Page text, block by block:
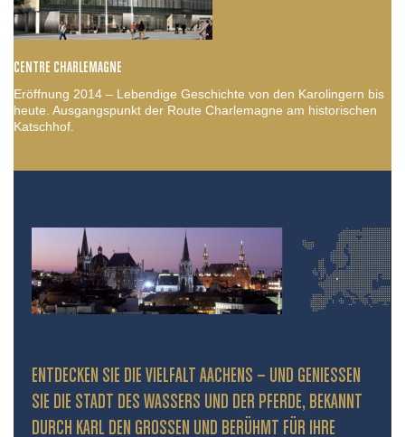
CENTRE CHARLEMAGNE
Eröffnung 2014 – Lebendige Geschichte von den Karolingern bis
heute. Ausgangspunkt der Route Charlemagne am historischen
Katschhof.
ENTDECKEN SIE DIE VIELFALT AACHENS – UND GENIESSEN S
IE DIE STADT DES WASSERS UND DER PFERDE, BEKANNT D
URCH KARL DEN GROSSEN UND BERÜHMT FÜR IHRE PR